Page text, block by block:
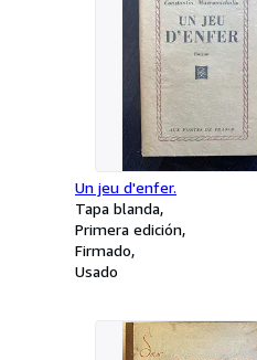
Un jeu d'enfer.
Tapa blanda
Primera edición
Firmado
Usado